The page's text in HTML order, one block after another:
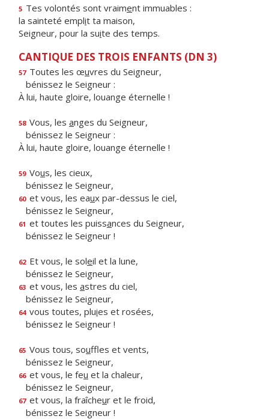
5 Tes volontés sont vraiment immuables :
la sainteté emplit ta maison,
Seigneur, pour la suite des temps.
CANTIQUE DES TROIS ENFANTS (DN 3)
57 Toutes les œuvres du Seigneur,
bénissez le Seigneur :
À lui, haute gloire, louange éternelle !
58 Vous, les anges du Seigneur,
bénissez le Seigneur :
À lui, haute gloire, louange éternelle !
59 Vous, les cieux,
bénissez le Seigneur,
60 et vous, les eaux par-dessus le ciel,
bénissez le Seigneur,
61 et toutes les puissances du Seigneur,
bénissez le Seigneur !
62 Et vous, le soleil et la lune,
bénissez le Seigneur,
63 et vous, les astres du ciel,
bénissez le Seigneur,
64 vous toutes, pluies et rosées,
bénissez le Seigneur !
65 Vous tous, souffles et vents,
bénissez le Seigneur,
66 et vous, le feu et la chaleur,
bénissez le Seigneur,
67 et vous, la fraîcheur et le froid,
bénissez le Seigneur !